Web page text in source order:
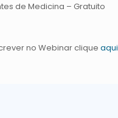
de Medicina – Gratuito
no Webinar cliqueaqui